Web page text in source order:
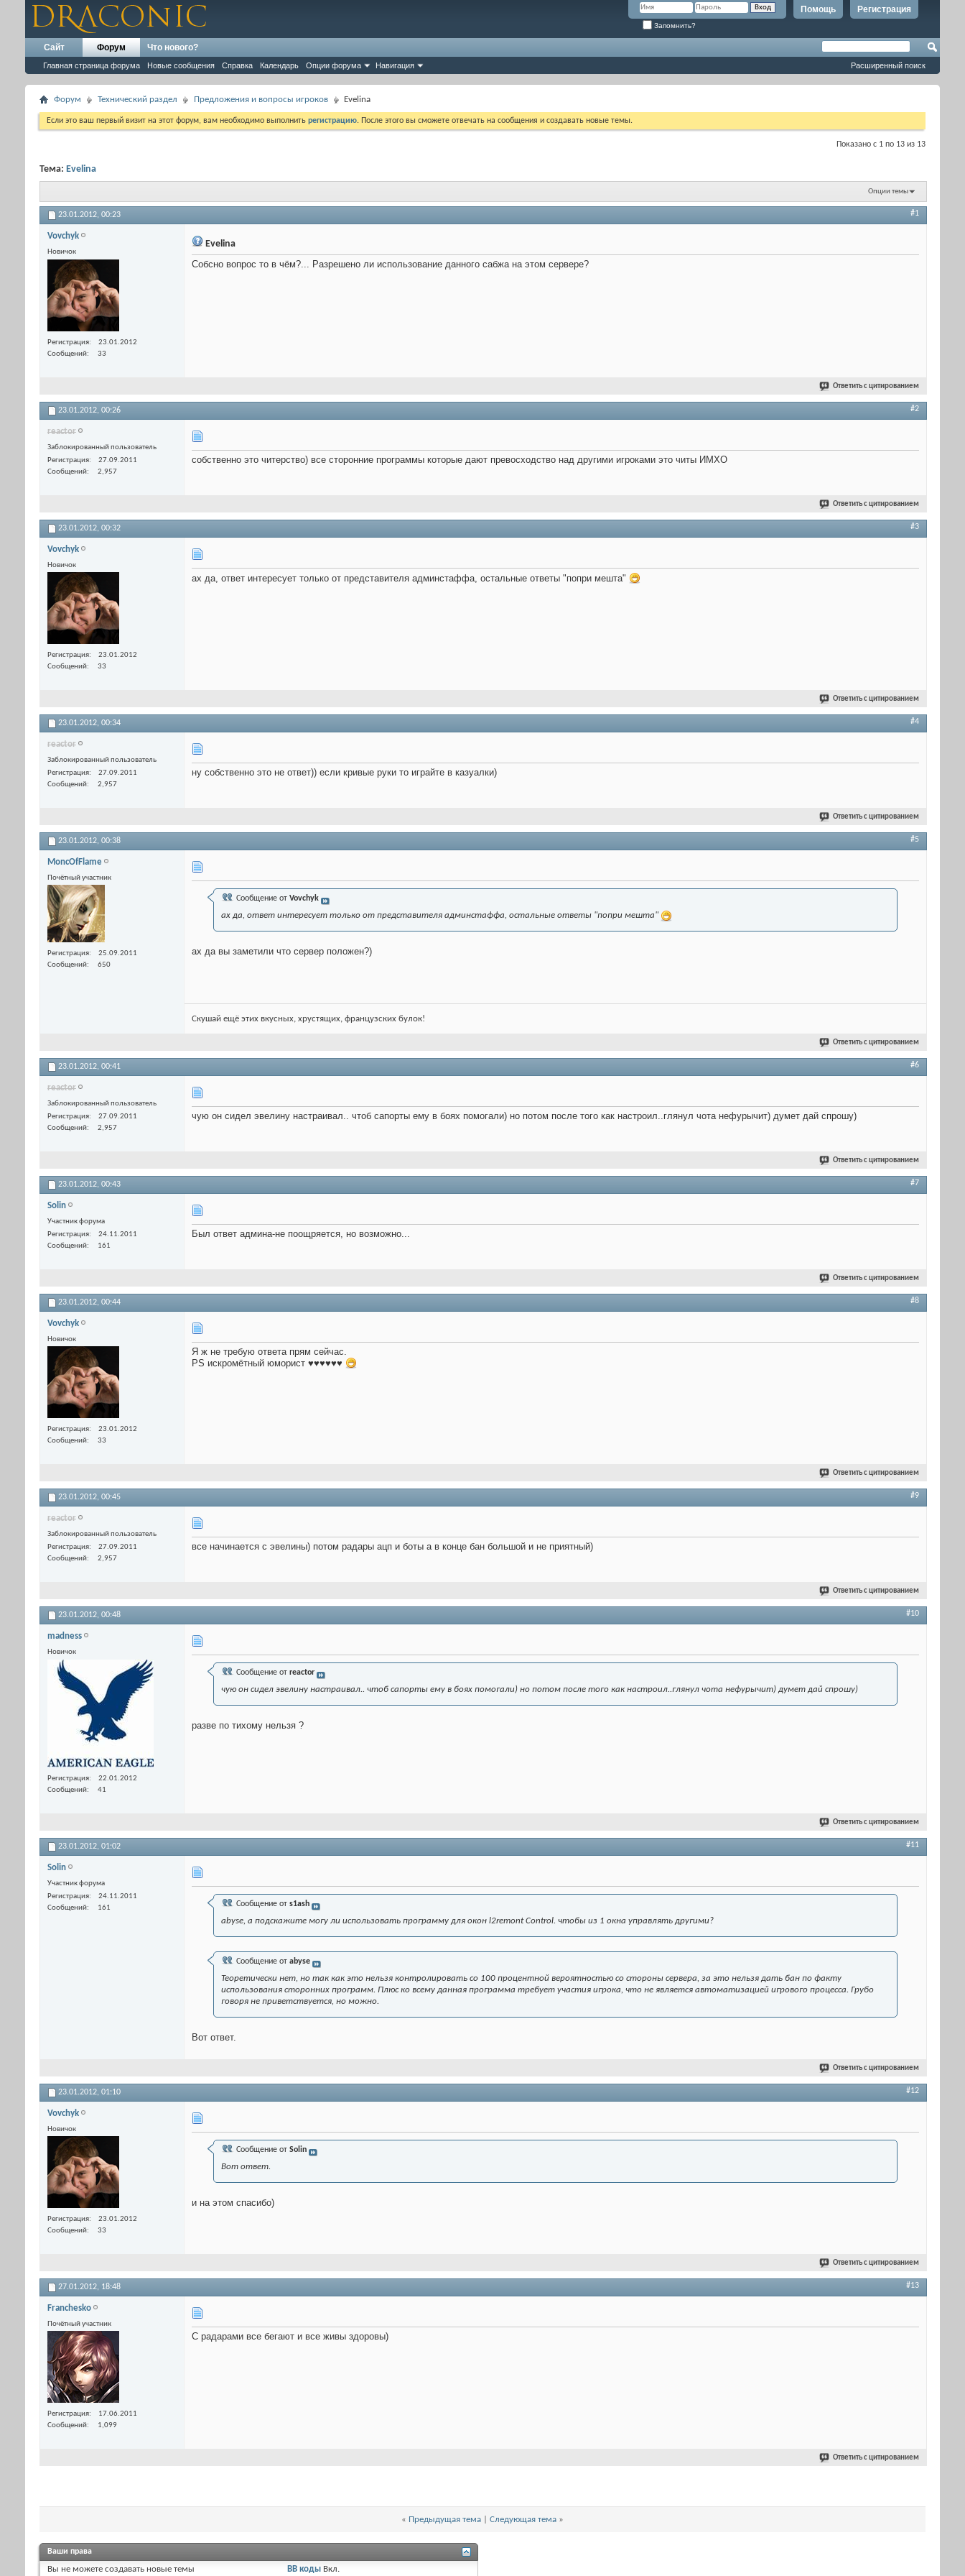
Регистрация
Помощь
Запомнить?
Сайт Форум
Главная страница форума Новые сообщения Справка Календарь Опции форума Навигация
Что нового?
Расширенный поиск
Форум Технический раздел Предложения и вопросы игроков Evelina
Если это ваш первый визит на этот форум, вам необходимо выполнить регистрацию. После этого вы сможете отвечать на сообщения и создавать новые темы.
Показано с 1 по 13 из 13
Тема: Evelina
Опции темы
23.01.2012, 00:23 #1
Vovchyk
Новичок
Регистрация
23.01.2012
Сообщений
33
Evelina
Собсно вопрос то в чём?... Разрешено ли использование данного сабжа на этом сервере?
Ответить с цитированием
23.01.2012, 00:26 #2
reactor
Заблокированный пользователь
Регистрация
27.09.2011
Сообщений
2,957
собственно это читерство) все сторонние программы которые дают превосходство над другими игроками это читы ИМХО
Ответить с цитированием
23.01.2012, 00:32 #3
Vovchyk
Новичок
Регистрация
23.01.2012
Сообщений
33
ах да, ответ интересует только от представителя админстаффа, остальные ответы "попри мешта"
Ответить с цитированием
23.01.2012, 00:34 #4
reactor
Заблокированный пользователь
Регистрация
27.09.2011
Сообщений
2,957
ну собственно это не ответ)) если кривые руки то играйте в казуалки)
Ответить с цитированием
23.01.2012, 00:38 #5
MoncOfFlame
Почётный участник
Регистрация
25.09.2011
Сообщений
650
Сообщение от Vovchyk
ах да, ответ интересует только от представителя админстаффа, остальные ответы "попри мешта"
ах да вы заметили что сервер положен?)
Скушай ещё этих вкусных, хрустящих, французских булок!
Ответить с цитированием
23.01.2012, 00:41 #6
reactor
Заблокированный пользователь
Регистрация
27.09.2011
Сообщений
2,957
чую он сидел эвелину настраивал.. чтоб сапорты ему в боях помогали) но потом после того как настроил..глянул чота нефурычит) думет дай спрошу)
Ответить с цитированием
23.01.2012, 00:43 #7
Solin
Участник форума
Регистрация
24.11.2011
Сообщений
161
Был ответ админа-не поощряется, но возможно...
Ответить с цитированием
23.01.2012, 00:44 #8
Vovchyk
Новичок
Регистрация
23.01.2012
Сообщений
33
Я ж не требую ответа прям сейчас.
PS искромётный юморист ♥♥♥♥♥♥
Ответить с цитированием
23.01.2012, 00:45 #9
reactor
Заблокированный пользователь
Регистрация
27.09.2011
Сообщений
2,957
все начинается с эвелины) потом радары ацп и боты а в конце бан большой и не приятный)
Ответить с цитированием
23.01.2012, 00:48 #10
madness
Новичок
Регистрация
22.01.2012
Сообщений
41
Сообщение от reactor
чую он сидел эвелину настраивал.. чтоб сапорты ему в боях помогали) но потом после того как настроил..глянул чота нефурычит) думет дай спрошу)
разве по тихому нельзя ?
Ответить с цитированием
23.01.2012, 01:02 #11
Solin
Участник форума
Регистрация
24.11.2011
Сообщений
161 Сообщение от s1ash
abyse, а подскажите могу ли использовать программу для окон l2remont Control. чтобы из 1 окна управлять другими?
Сообщение от abyse
Теоретически нет, но так как это нельзя контролировать со 100 процентной вероятностью со стороны сервера, за это нельзя дать бан по факту
использования сторонних программ. Плюс ко всему данная программа требует участия игрока, что не является автоматизацией игрового процесса. Грубо
говоря не приветствуется, но можно.
Вот ответ.
Ответить с цитированием
23.01.2012, 01:10 #12
Vovchyk
Новичок
Регистрация
23.01.2012
Сообщений
33
Сообщение от Solin
Вот ответ.
и на этом спасибо)
Ответить с цитированием
27.01.2012, 18:48 #13
Franchesko
Почётный участник
Регистрация
17.06.2011
Сообщений
1,099
С радарами все бегают и все живы здоровы)
Ответить с цитированием
« Предыдущая тема Следующая тема »
Ваши права
Вы не можете создавать новые темы BB коды Вкл.